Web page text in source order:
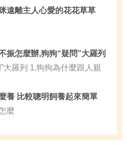
遠離主人心愛的花花草草
振怎麼辦,狗狗“疑問”大羅列
大羅列 1.狗狗為什麼跟人親
養 比較聰明飼養起來簡單
麼